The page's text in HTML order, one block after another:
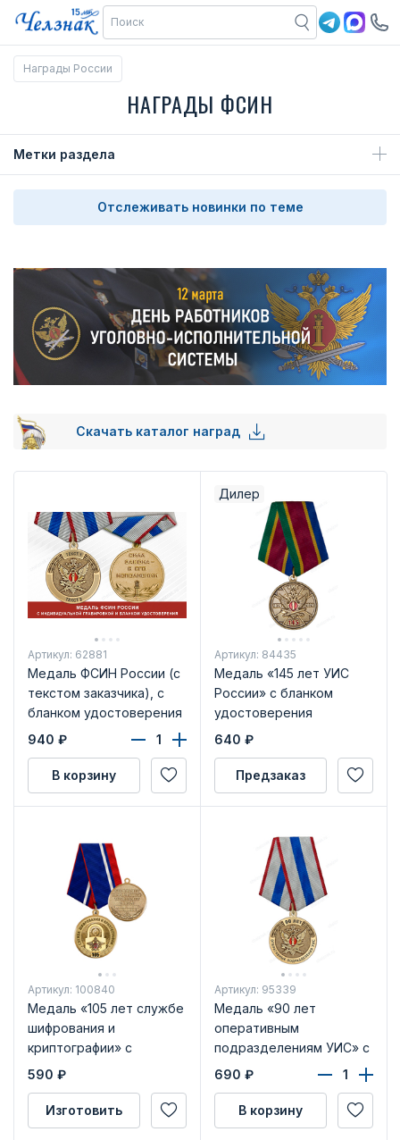
Награды России
НАГРАДЫ ФСИН
Метки раздела
Отслеживать новинки по теме
Скачать каталог наград
Артикул: 62881
Медаль ФСИН России (с
текстом заказчика), с
бланком удостоверения
940 ₽
В корзину
Дилер
Артикул: 84435
Медаль «145 лет УИС
России» с бланком
удостоверения
640 ₽
Предзаказ
Артикул: 100840
Медаль «105 лет службе
шифрования и
криптографии» с
бланком удостоверения
590 ₽
Изготовить
Артикул: 95339
Медаль «90 лет
оперативным
подразделениям УИС» с
бланком удостоверения
690 ₽
В корзину